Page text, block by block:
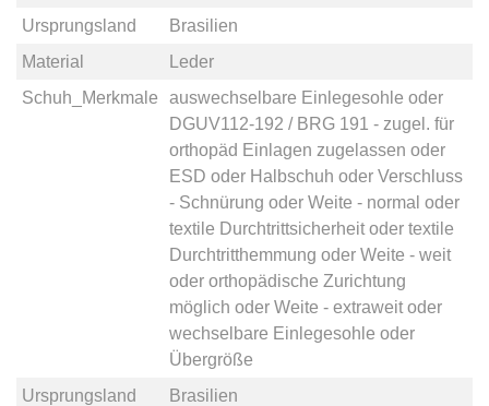
Ursprungsland
Brasilien
Material
Leder
Schuh_Merkmale
auswechselbare Einlegesohle oder
DGUV112-192 / BRG 191 - zugel. für
orthopäd Einlagen zugelassen oder
ESD oder Halbschuh oder Verschluss
- Schnürung oder Weite - normal oder
textile Durchtrittsicherheitoder textile
Durchtritthemmung oder Weite - weit
oder orthopädische Zurichtung
möglich oder Weite - extraweitoder
wechselbare Einlegesohle oder
Übergröße
Ursprungsland
Brasilien